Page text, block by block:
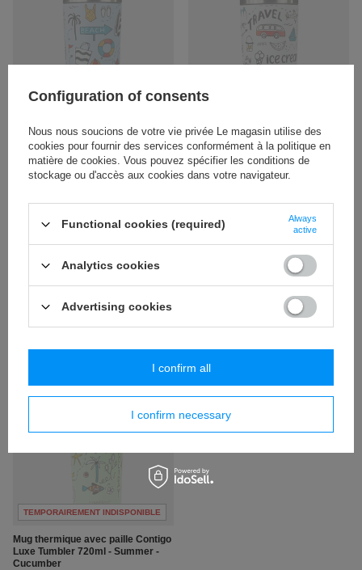
TEMPORAIREMENT INDISPONIBLE
Mug thermique avec paille Contigo
Periwinkle
29,95 € / pcs.
avant la remise: 139,99 € -78%
TEMPORAIREMENT INDISPONIBLE
Mug thermique avec paille Contigo
Salt
29,95 €
Prix le plus bas à partir de 30 jours
33,95 €
-11%
-19%
TEMPORAIREMENT INDISPONIBLE
Mug thermique avec paille Contigo
Luxe Tumbler 720ml - Summer -
Cucumber
Configuration of consents
Nous nous soucions de votre vie privée Le magasin utilise des
cookies pour fournir des services conformément à la politique en
matière de cookies. Vous pouvez spécifier les conditions de
stockage ou d'accès aux cookies dans votre navigateur.
Functional cookies (required)
Always
active
Analytics cookies
Advertising cookies
I confirm necessary
I confirm all